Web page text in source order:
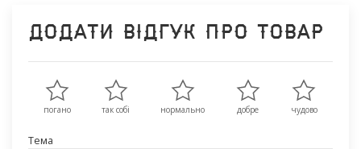
Додати відгук про товар
погано так собі нормально добре чудово
Тема